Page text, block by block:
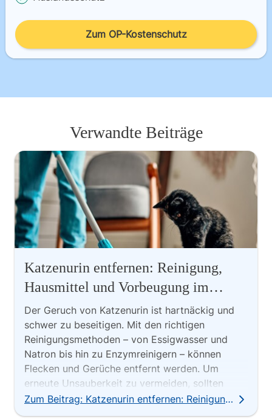
Zum OP-Kostenschutz
Verwandte Beiträge
Katzenurin entfernen: Reinigung,
Hausmittel und Vorbeugung im
Überblick
Der Geruch von Katzenurin ist hartnäckig und
schwer zu beseitigen. Mit den richtigen
Reinigungsmethoden – von Essigwasser und
Natron bis hin zu Enzymreinigern – können
Flecken und Gerüche entfernt werden. Um
erneute Unsauberkeit zu vermeiden, sollten
gesundheitliche oder verhaltensbedingte
Zum Beitrag: Katzenurin entfernen: Reinigung, Hausmittel und Vorbeugung im Überblick